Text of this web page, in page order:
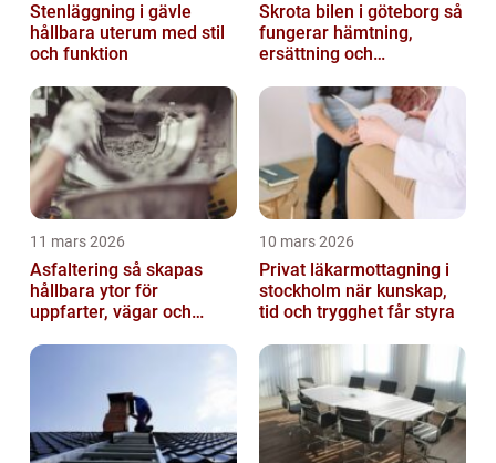
Stenläggning i gävle
hållbara uterum med stil
och funktion
Skrota bilen i göteborg så
fungerar hämtning,
ersättning och
11 mars 2026
Asfaltering så skapas
hållbara ytor för
uppfarter, vägar och
10 mars 2026
Privat läkarmottagning i
stockholm när kunskap,
tid och trygghet får styra